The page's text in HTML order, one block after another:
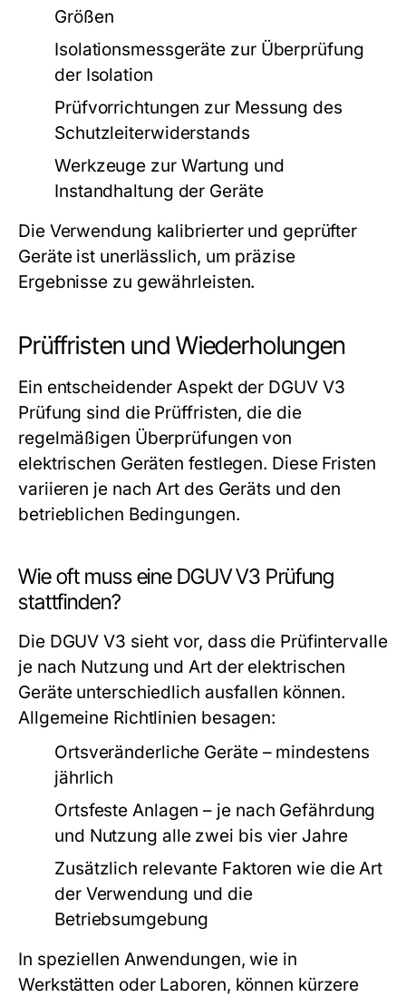
Größen
Isolationsmessgeräte zur Überprüfung
der Isolation
Prüfvorrichtungen zur Messung des
Schutzleiterwiderstands
Werkzeuge zur Wartung und
Instandhaltung der Geräte
Die Verwendung kalibrierter und geprüfter
Geräte ist unerlässlich, um präzise
Ergebnisse zu gewährleisten.
Prüffristen und Wiederholungen
Ein entscheidender Aspekt der DGUV V3
Prüfung sind die Prüffristen, die die
regelmäßigen Überprüfungen von
elektrischen Geräten festlegen. Diese Fristen
variieren je nach Art des Geräts und den
betrieblichen Bedingungen.
Wie oft muss eine DGUV V3 Prüfung
stattfinden?
Die DGUV V3 sieht vor, dass die Prüfintervalle
je nach Nutzung und Art der elektrischen
Geräte unterschiedlich ausfallen können.
Allgemeine Richtlinien besagen:
Ortsveränderliche Geräte – mindestens
jährlich
Ortsfeste Anlagen – je nach Gefährdung
und Nutzung alle zwei bis vier Jahre
Zusätzlich relevante Faktoren wie die Art
der Verwendung und die
Betriebsumgebung
In speziellen Anwendungen, wie in
Werkstätten oder Laboren, können kürzere